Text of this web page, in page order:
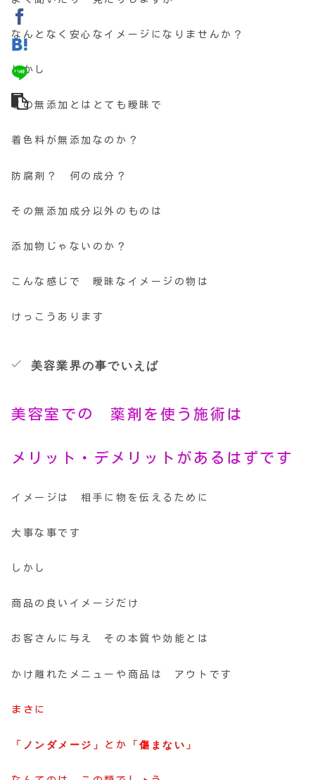
なんとなく安心なイメージになりませんか？
しかし
この無添加とはとても曖昧で
着色料が無添加なのか？
防腐剤？ 何の成分？
その無添加成分以外のものは
添加物じゃないのか？
こんな感じで 曖昧なイメージの物は
けっこうあります
美容業界の事でいえば
美容室での 薬剤を使う施術は
メリット・デメリットがあるはずです
イメージは 相手に物を伝えるために
大事な事です
しかし
商品の良いイメージだけ
お客さんに与え その本質や効能とは
かけ離れたメニューや商品は アウトです
まさに
「ノンダメージ」 とか 「傷まない」